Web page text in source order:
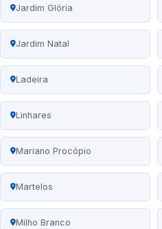
Jardim Glória
Jardim Natal
Ladeira
Linhares
Mariano Procópio
Martelos
Milho Branco